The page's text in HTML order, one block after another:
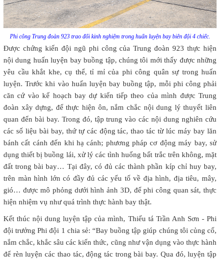
Phi công Trung đoàn 923 trao đổi kinh nghiệm trong huấn luyện bay biên đội 4 chiếc.
Được chứng kiến đội ngũ phi công của Trung đoàn 923 thực hiện
nội dung huấn luyện bay buồng tập, chúng tôi mới thấy được những
yêu cầu khắt khe, cụ thể, tỉ mỉ của phi công quân sự trong huấn
luyện. Trước khi vào huấn luyện bay buồng tập, mỗi phi công phải
căn cứ vào kế hoạch bay dự kiến tiếp theo của mình được Trung
đoàn xây dựng, để thực hiện ôn, nắm chắc nội dung lý thuyết liên
quan đến bài bay. Trong đó, tập trung vào các nội dung nghiên cứu
các số liệu bài bay, thứ tự các động tác, thao tác từ lúc máy bay lăn
bánh cất cánh đến khi hạ cánh; phương pháp cơ động máy bay, sử
dụng thiết bị buồng lái, xử lý các tình huống bất trắc trên không, mặt
đất trong bài bay… Tại đây, có đủ các thành phần kíp chỉ huy bay,
trên màn hình lớn có đầy đủ các yếu tố về địa hình, địa tiêu, mây,
gió… được mô phỏng dưới hình ảnh 3D, để phi công quan sát, thực
hiện nhiệm vụ như quá trình thực hành bay thật.
Kết thúc nội dung luyện tập của mình, Thiếu tá Trần Anh Sơn - Phi
đội trưởng Phi đội 1 chia sẻ: “Bay buồng tập giúp chúng tôi củng cố,
nắm chắc, khắc sâu các kiến thức, cũng như vận dụng vào thực hành
để rèn luyện các thao tác, động tác trong bài bay. Qua đó, luyện tập